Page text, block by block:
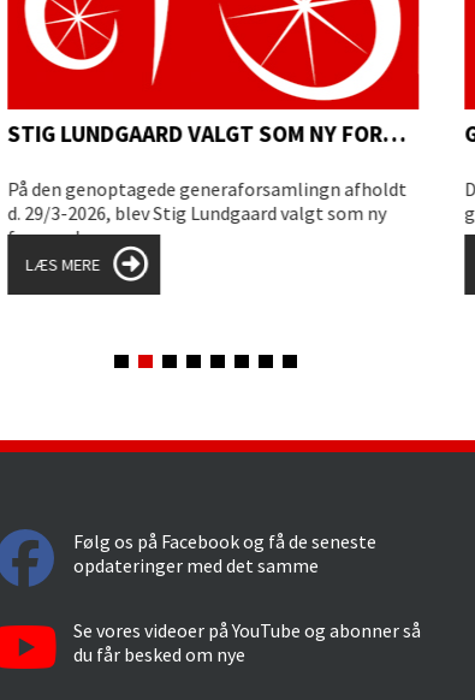
STIG LUNDGAARD VALGT SOM NY FORMAND
På den genoptagede generaforsamlingn afholdt
d. 29/3-2026, blev Stig Lundgaard valgt som ny
formand.
LÆS MERE
Følg os på Facebook og få de seneste
opdateringer med det samme
Se vores videoer på YouTube og abonner så
du får besked om nye